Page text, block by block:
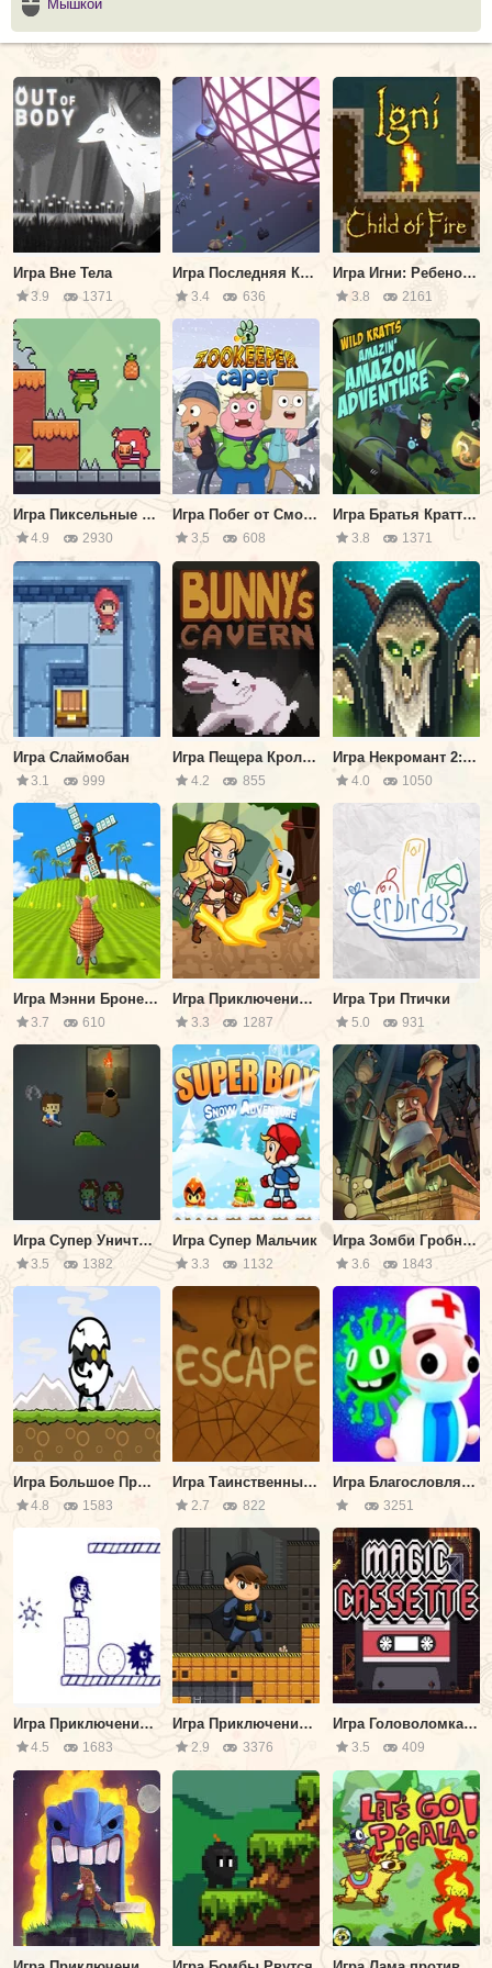
Мышкой
Игра Вне Тела
3.9 1371
Игра Последняя Катастрофа
3.4 636
Игра Игни: Ребенок Из Огня
3.8 2161
Игра Пиксельные Приключения
4.9 2930
Игра Побег от Смотрителя Зоопарка
3.5 608
Игра Братья Кратт: Приключения на Амазонке
3.8 1371
Игра Слаймобан
3.1 999
Игра Пещера Кролика
4.2 855
Игра Некромант 2: Склеп Пикселей
4.0 1050
Игра Мэнни Броненосец
3.7 610
Игра Приключения Амазонки
3.3 1287
Игра Три Птички
5.0 931
Игра Супер Уничтожитель Монстров
3.5 1382
Игра Супер Мальчик
3.3 1132
Игра Зомби Гробница
3.6 1843
Игра Большое Приключение Яйца
4.8 1583
Игра Таинственный Побег
2.7 822
Игра Благословляю Тебя
3251
Игра Приключение: Побег из Комнаты
4.5 1683
Игра Приключения Бэтбоя
2.9 3376
Игра Головоломка: Волшебная Кассета
3.5 409